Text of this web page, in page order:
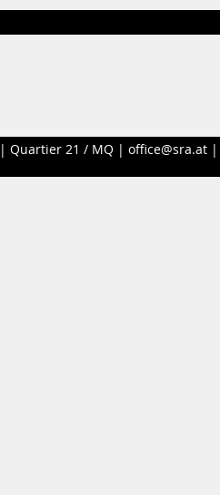
Quartier 21 / MQ | office@sra.at |